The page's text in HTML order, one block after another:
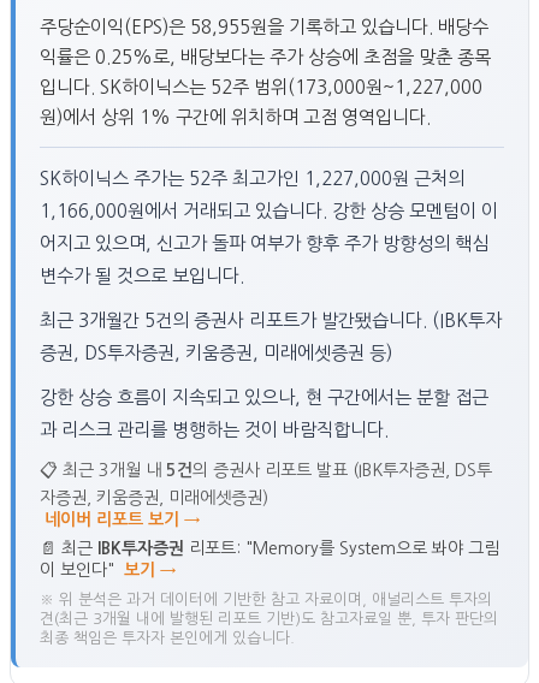
주당순이익(EPS)은 58,955원을 기록하고 있습니다. 배당수
익률은 0.25%로, 배당보다는 주가 상승에 초점을 맞춘 종목
입니다. SK하이닉스는 52주 범위(173,000원~1,227,000
원)에서 상위 1% 구간에 위치하며 고점 영역입니다.
SK하이닉스 주가는 52주 최고가인 1,227,000원 근처의
1,166,000원에서 거래되고 있습니다. 강한 상승 모멘텀이 이
어지고 있으며, 신고가 돌파 여부가 향후 주가 방향성의 핵심
변수가 될 것으로 보입니다.
최근 3개월간 5건의 증권사 리포트가 발간됐습니다. (IBK투자
증권, DS투자증권, 키움증권, 미래에셋증권 등)
강한 상승 흐름이 지속되고 있으나, 현 구간에서는 분할 접근
과 리스크 관리를 병행하는 것이 바람직합니다.
📋 최근 3개월 내 5건의 증권사 리포트 발표 (IBK투자증권, DS투
자증권, 키움증권, 미래에셋증권)
네이버 리포트 보기 →
📄 최근
IBK투자증권 리포트: "Memory를 System으로 봐야 그림
이 보인다" 보기 →
※ 위 분석은 과거 데이터에 기반한 참고 자료이며, 애널리스트 투자의
견(최근 3개월 내에 발행된 리포트 기반)도 참고자료일 뿐, 투자 판단의
최종 책임은 투자자 본인에게 있습니다.